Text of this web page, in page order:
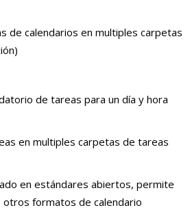
de calendarios en multiples carpetas
de tareas para un día y hora
en multiples carpetas de tareas
en estándares abiertos, permite
formatos de calendario